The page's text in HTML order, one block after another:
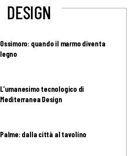
DESIGN
Ossimoro: quando il marmo diventa
legno
L’umanesimo tecnologico di
Mediterranea Design
Palme: dalla città al tavolino